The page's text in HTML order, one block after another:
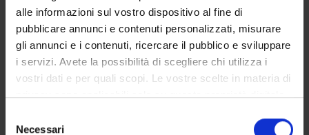
alle informazioni sul vostro dispositivo al fine di
pubblicare annunci e contenuti personalizzati, misurare
gli annunci e i contenuti, ricercare il pubblico e sviluppare
i servizi. Avete la possibilità di scegliere chi utilizza i
vostri dati e per quali scopi. Le vostre scelte in materia di
privacy sono applicabili solo su questa proprietà digitale
modificare o revocare il proprio consenso in qualsiasi
delNecessari
ATTIVITÀ